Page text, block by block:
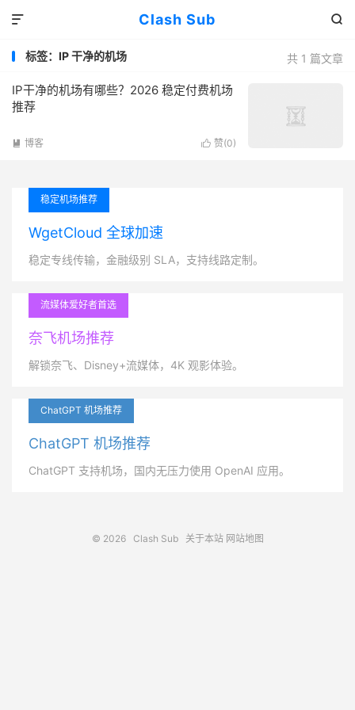
Clash Sub 

共 1 篇文章
标签：IP 干净的机场
IP干净的机场有哪些？2026 稳定付费机场
推荐
 赞(0)
 博客
稳定机场推荐
WgetCloud 全球加速
稳定专线传输，金融级别 SLA，支持线路定制。
流媒体爱好者首选
奈飞机场推荐
解锁奈飞、Disney+流媒体，4K 观影体验。
ChatGPT 机场推荐
ChatGPT 机场推荐
ChatGPT 支持机场，国内无压力使用 OpenAI 应用。
© 2026 Clash Sub 关于本站 网站地图